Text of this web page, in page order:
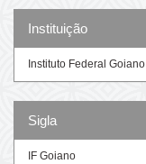
Instituição
Instituto Federal Goiano
Sigla
IF Goiano